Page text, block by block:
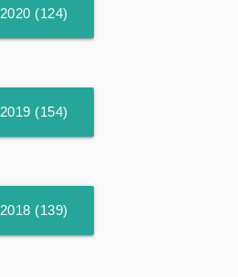
2020 (124)
2019 (154)
2018 (139)